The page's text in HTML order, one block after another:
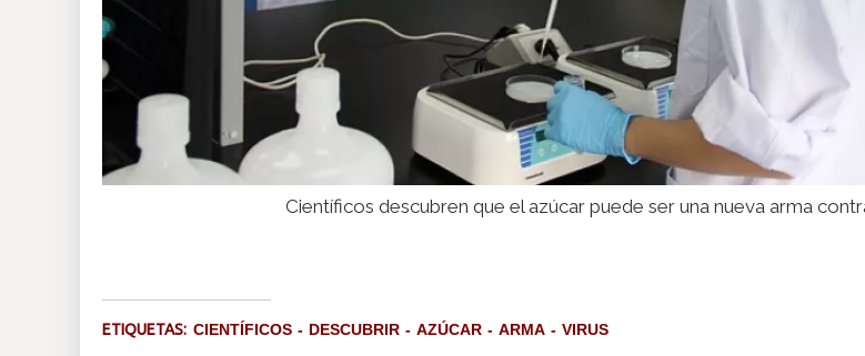
Científicos descubren que el azúcar puede ser una nueva arma
ETIQUETAS: CIENTÍFICOS DESCUBRIR AZÚCAR ARMA VIRUS